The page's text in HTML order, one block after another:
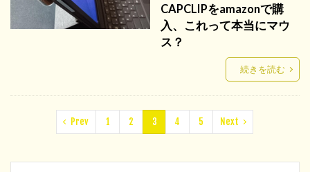
CAPCLIPをamazonで購
入、これって本当にマウ
ス？
続きを読む
Prev 1 2 3 4 5 Next